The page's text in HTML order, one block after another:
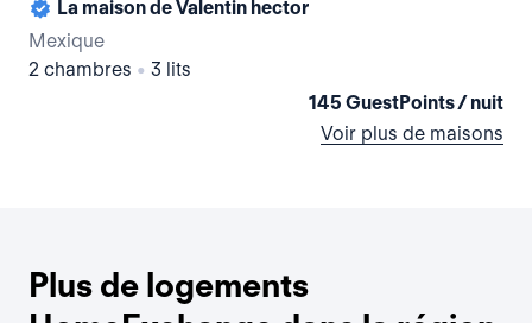
La maison de Valentin hector
Mexique
2 chambres • 3 lits
145 GuestPoints / nuit
Voir plus de maisons
Plus de logements